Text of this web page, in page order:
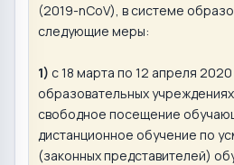
(2019-nCoV), в системе
следующие меры:
1) с 18 марта по 12 апреля
образовательных
свободное посещение
дистанционное обучение по
(законных представителей)